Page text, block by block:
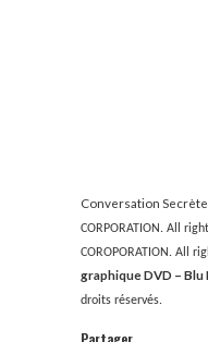
Conversation Secrète
CORPORATION. All
COROPORATION. All
graphique DVD – Blu
droits réservés.
Partager